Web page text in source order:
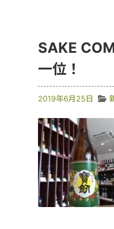
SAKE
一位！
2019年6月25日